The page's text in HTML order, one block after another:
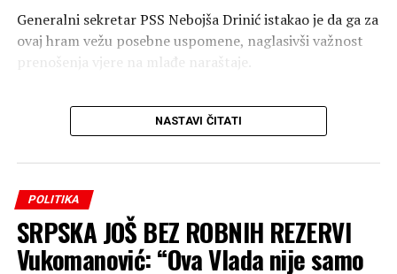
00:00 00:59
društvenim mrežama
Banjaluka na svojoj zvaničnoj stranici vodi agresivnu
kampanju obmanjivanja javnosti. U najnovijoj objavi,
SNSD tvrdi da je novac za vodovod do rezervoara
Tunjice “već jednom odobren i potrošen na nešto
drugo”, te postavlja dramatična pitanja u stilu:“Gdje je
Generalni sekretar PSS Nebojša Drinić istakao je da ga za
ovaj hram vežu posebne uspomene, naglasivši važnost
prenošenja vjere na mlađe naraštaje.
“Prije dvije godine bio sam
kum ikonostasa u crkvi
Svete Petke Trnove na
Rujištima. Danas sam,
zajedno sa ovdašnjim
parohijanima, imao čast da
NASTAVI ČITATI
POLITIKA
SRPSKA JOŠ BEZ ROBNIH REZERVI
Vukomanović: “Ova Vlada nije samo